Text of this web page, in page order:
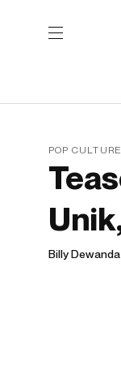
POP CULTURE
Billy Dewanda